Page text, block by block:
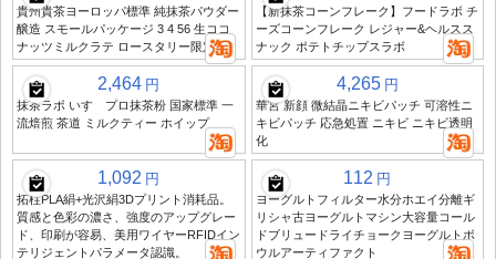
貴州貴茶ヨーロッパ標準 純抹茶パウダー
醸造 スモールパッケージ 3 4 56 生ココ
ナッツミルクラテ ロースタリー限定
【新抹茶コーンフレーク】フードラボ チ
ーズコーンフレーク レジャー&ヘルスス
ナック ポテトチップスラボ
2,464 円
抹茶ラボ いすゞプロ抹茶粉 国家標準 一
流焙煎 茶道 ミルクティー ホイップ
4,265 円
華宮 新顔 微結晶ニキビパッチ 可溶性ニ
キビパッチ 応急処置 ニキビ ニキビ透明
化
1,092 円
拓柱PLA絹+光沢絹3Dプリント消耗品。
質感と色彩の濃さ、強度のアップグレー
ド、印刷が容易、美用ワイヤーRFIDイン
テリジェントパラメータ認識。
112 円
ヨーグルトフィルター水分ホエイ分離ギ
リシャ古ヨーグルトマシン大容量コール
ドブリュードライチョークヨーグルトボ
ウルアーティファクト